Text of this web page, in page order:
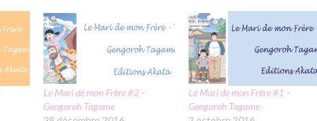
Le Mari de mon Frère #2 –
Gengoroh Tagame
Le Mari de mon Frère #1 –
Gengoroh Tagame